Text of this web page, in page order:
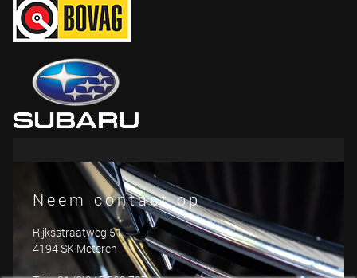
Neem contact op
Rijksstraatweg 51
4194 SK Meteren